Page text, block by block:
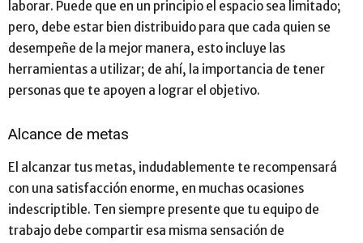
laborar. Puede que en un principio el espacio sea limitado;
pero, debe estar bien distribuido para que cada quien se
desempeñe de la mejor manera, esto incluye las
herramientas a utilizar; de ahí, la importancia de tener
personas que te apoyen a lograr el objetivo.
Alcance de metas
El alcanzar tus metas, indudablemente te recompensará
con una satisfacción enorme, en muchas ocasiones
indescriptible. Ten siempre presente que tu equipo de
trabajo debe compartir esa misma sensación de